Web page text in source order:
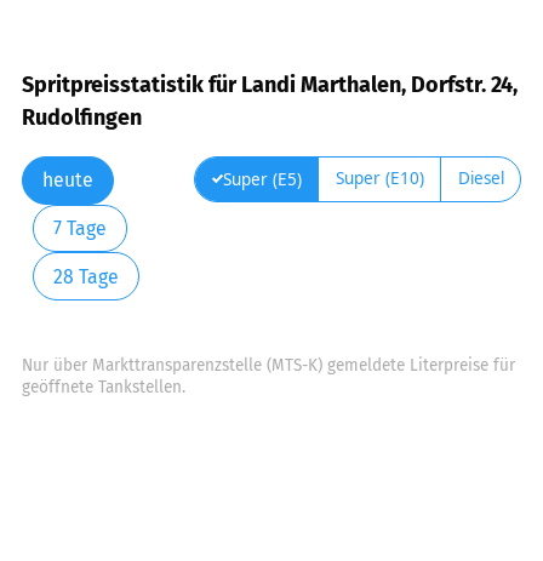
Spritpreisstatistik für Landi Marthalen, Dorfstr. 24,
Rudolfingen
heute
7 Tage
28 Tage
Super (E5) Super (E10) Diesel
Nur über Markttransparenzstelle (MTS-K) gemeldete Literpreise für
geöffnete Tankstellen.